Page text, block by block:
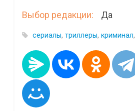
Выбор редакции: Да
сериалы, триллеры, криминал,